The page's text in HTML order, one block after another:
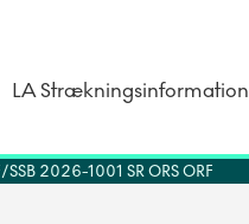
LA Strækningsinformation
SSB 2026-1001 SR ORS ORF